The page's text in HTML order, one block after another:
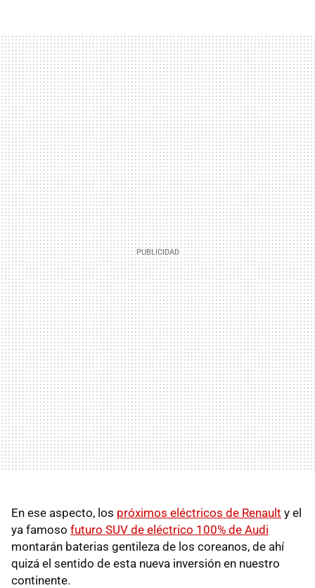
En ese aspecto, los próximos eléctricos de Renault y el
ya famoso futuro SUV de eléctrico 100% de Audi
montarán baterias gentileza de los coreanos, de ahí
quizá el sentido de esta nueva inversión en nuestro
continente.